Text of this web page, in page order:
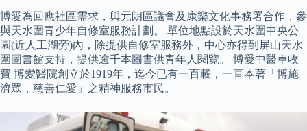
博愛為回應社區需求，與元朗區議會及康樂文化事務署合作，參
與天水圍青少年自修室服務計劃。 單位地點設於天水圍中央公
園(近人工湖旁)內，除提供自修室服務外，中心亦得到屏山天水
圍圖書館支持，提供逾千本圖書供青年人閱覽。 博愛中醫車收
費 博愛醫院創立於1919年，迄今已有一百載，一直本著「博施
濟眾，慈善仁愛」之精神服務市民。